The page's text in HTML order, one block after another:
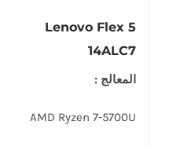
Lenovo Flex 5
14ALC7
المعالج :
AMD Ryzen 7-5700U